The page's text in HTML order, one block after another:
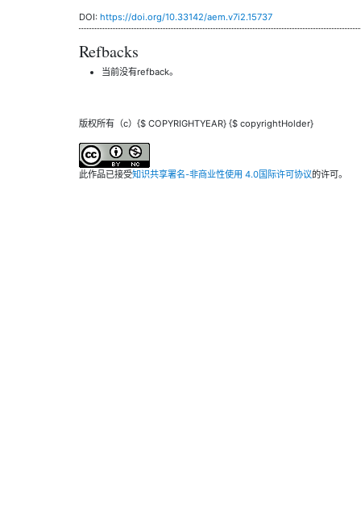
DOI: https://doi.org/10.33142/aem.v7i2.15737
Refbacks
当前没有refback。
版权所有（c）{$ COPYRIGHTYEAR} {$ copyrightHolder}
此作品已接受知识共享署名-非商业性使用 4.0国际许可协议的许可。